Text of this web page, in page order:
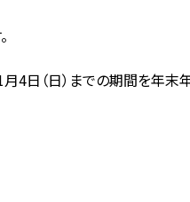
4日（日）までの期間を年末